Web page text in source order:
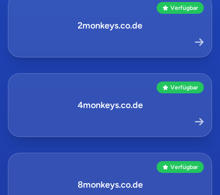
Verfügbar
2monkeys.co.de
Verfügbar
4monkeys.co.de
Verfügbar
8monkeys.co.de